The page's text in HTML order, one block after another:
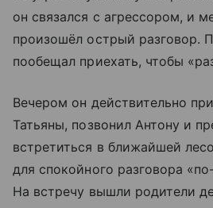
он связался с агрессором, и
произошёл острый разговор.
пообещал приехать, чтобы
Вечером он действительно
Татьяны, позвонил Антону и
встретиться в ближайшей
для спокойного разговора
На встречу вышли родители